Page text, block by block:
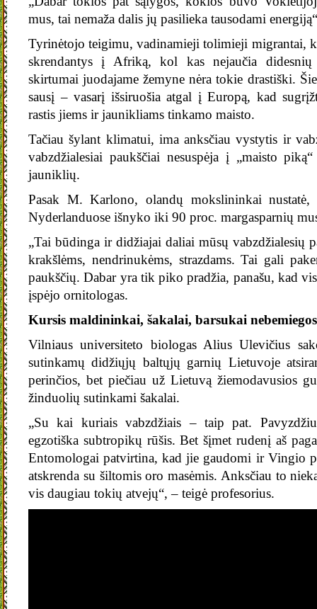
mus, tai nemaža dalis jų pasilieka tausodami
Tyrinėtojo teigimu, vadinamieji tolimieji migrantai,
skrendantys į Afriką, kol kas nejaučia
skirtumai juodajame žemyne nėra tokie drastiški.
sausį – vasarį išsiruošia atgal į Europą, kad
rastis jiems ir jaunikliams tinkamo maisto.
Tačiau šylant klimatui, ima anksčiau vystytis ir
vabzdžialesiai paukščiai nesuspėja į „maisto
jauniklių.
Pasak M. Karlono, olandų mokslininkai
Nyderlanduose išnyko iki 90 proc. margasparnių
„Tai būdinga ir didžiajai daliai mūsų vabzdžialesių
krakšlėms, nendrinukėms, strazdams. Tai gali
paukščių. Dabar yra tik piko pradžia, panašu, kad
įspėjo ornitologas.
Kursis maldininkai, šakalai, barsukai nebemiegos
Vilniaus universiteto biologas Alius Ulevičius
sutinkamų didžiųjų baltųjų garnių Lietuvoje
perinčios, bet piečiau už Lietuvą žiemodavusios
žinduolių sutinkami šakalai.
„Su kai kuriais vabzdžiais – taip pat.
egzotiška subtropikų rūšis. Bet šįmet rudenį aš
Entomologai patvirtina, kad jie gaudomi ir Vingio
atskrenda su šiltomis oro masėmis. Anksčiau to
vis daugiau tokių atvejų“, – teigė profesorius.